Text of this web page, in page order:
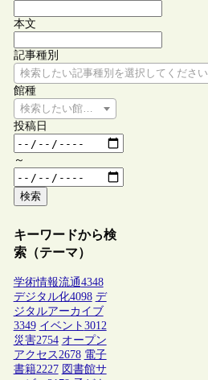
本文
記事種別
検索したい記事種別を選択してください
館種
検索したい館種を選択してください
投稿日
～
検索
キーワードから検
索（テーマ）
学術情報流通4348
デジタル化4098 デ
ジタルアーカイブ
3349 イベント 3012
災害2754 オープン
アクセス 2678 電子
書籍2227 図書館サ